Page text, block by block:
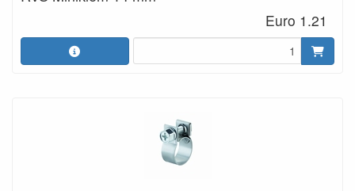
Euro 1.21